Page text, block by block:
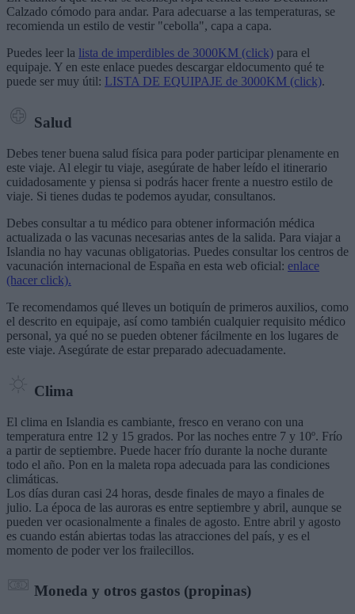
Calzado cómodo para andar. Para adecuarse a las temperaturas, se
recomienda un estilo de vestir "cebolla", capa a capa.
Puedes leer la lista de imperdibles de 3000KM (click) para el
equipaje. Y en este enlace puedes descargar eldocumento qué te
puede ser muy útil: LISTA DE EQUIPAJE de 3000KM (click).
Salud
Debes tener buena salud física para poder participar plenamente en
este viaje. Al elegir tu viaje, asegúrate de haber leído el itinerario
cuidadosamente y piensa si podrás hacer frente a nuestro estilo de
viaje. Si tienes dudas te podemos ayudar, consultanos.
Debes consultar a tu médico para obtener información médica
actualizada o las vacunas necesarias antes de la salida. Para viajar a
Islandia no hay vacunas obligatorias. Puedes consultar los centros de
vacunación internacional de España en esta web oficial: enlace
(hacer click).
Te recomendamos qué lleves un botiquín de primeros auxilios, como
el descrito en equipaje, así como también cualquier requisito médico
personal, ya qué no se pueden obtener fácilmente en los lugares de
este viaje. Asegúrate de estar preparado adecuadamente.
Clima
El clima en Islandia es cambiante, fresco en verano con una
temperatura entre 12 y 15 grados. Por las noches entre 7 y 10º. Frío
a partir de septiembre. Puede hacer frío durante la noche durante
todo el año. Pon en la maleta ropa adecuada para las condiciones
climáticas.
Los días duran casi 24 horas, desde finales de mayo a finales de
julio. La época de las auroras es entre septiembre y abril, aunque se
pueden ver ocasionalmente a finales de agosto. Entre abril y agosto
es cuando están abiertas todas las atracciones del país, y es el
momento de poder ver los frailecillos.
Moneda y otros gastos (propinas)